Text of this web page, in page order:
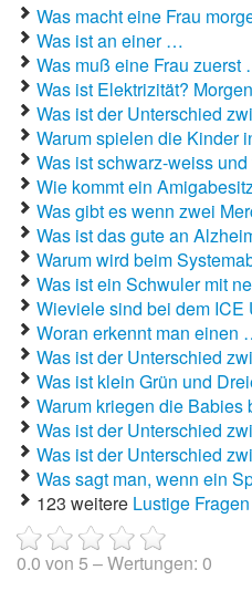
Arbeitswitze
Arztwitze
Autoaufkleber Sprüche
Bankerwitze
Bart Simpson Sprüche
Bauernregeln
Bauernwitze
Bayern Witze
Beamtenwitze
Bierwitze
Bill Clinton Witze
Blondinenwitze
Was macht eine Frau
Was ist an einer …
Was muß eine Frau zuerst
Was ist Elektrizität?
Was ist der Unterschied
Warum spielen die Kinder
Was ist schwarz-weiss
Wie kommt ein
Was gibt es wenn zwei
Was ist das gute an
Warum wird beim
Was ist ein Schwuler mit
Wieviele sind bei dem
Woran erkennt man einen
Was ist der Unterschied
Was ist klein Grün und
Warum kriegen die
Was ist der Unterschied
Was ist der Unterschied
Was sagt man, wenn ein
123 weitere Lustige Fragen
0.0 von 5 – Wertungen: 0